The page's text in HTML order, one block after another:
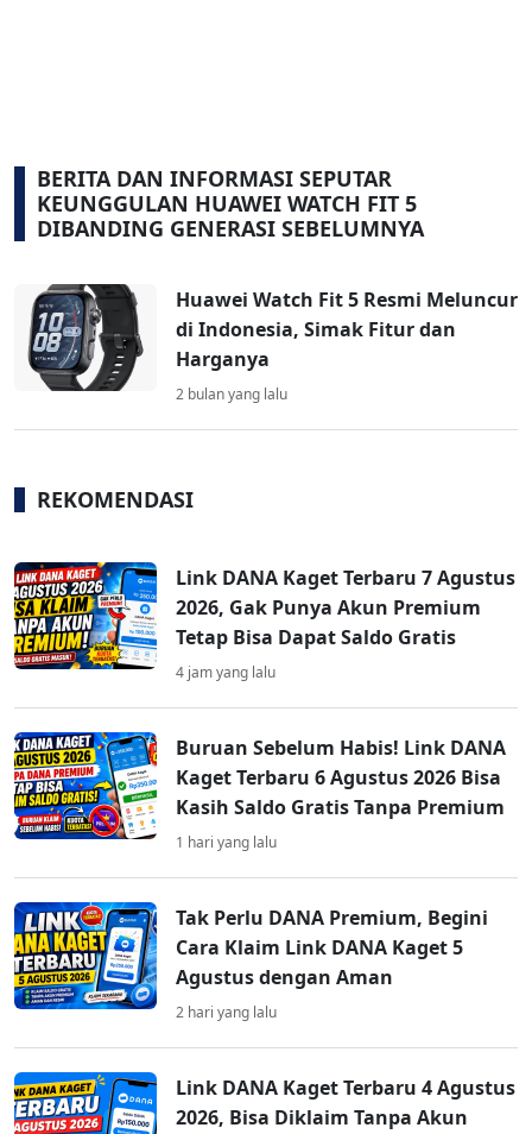
BERITA DAN INFORMASI SEPUTAR
KEUNGGULAN HUAWEI WATCH FIT 5
DIBANDING GENERASI SEBELUMNYA
Huawei Watch Fit 5 Resmi Meluncur
di Indonesia, Simak Fitur dan
Harganya
2 bulan yang lalu
REKOMENDASI
Link DANA Kaget Terbaru 7 Agustus
2026, Gak Punya Akun Premium
Tetap Bisa Dapat Saldo Gratis
4 jam yang lalu
Buruan Sebelum Habis! Link DANA
Kaget Terbaru 6 Agustus 2026 Bisa
Kasih Saldo Gratis Tanpa Premium
1 hari yang lalu
Tak Perlu DANA Premium, Begini
Cara Klaim Link DANA Kaget 5
Agustus dengan Aman
2 hari yang lalu
Link DANA Kaget Terbaru 4 Agustus
2026, Bisa Diklaim Tanpa Akun